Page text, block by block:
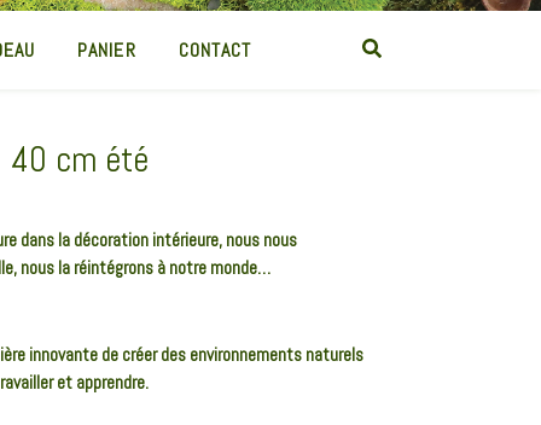
PANIER CONTACT
40 cm été
dans la décoration intérieure, nous nous
nous la réintégrons à notre monde…
innovante de créer des environnements naturels
et apprendre.